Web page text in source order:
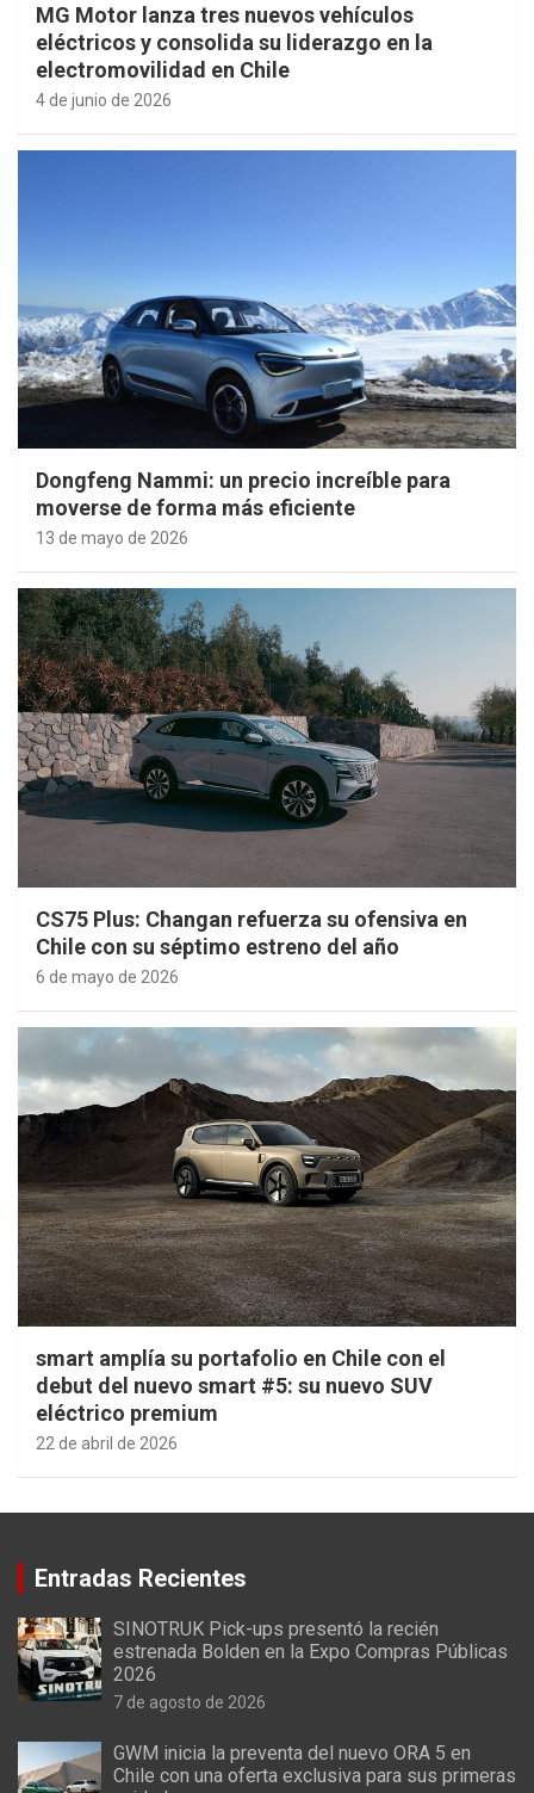
MG Motor lanza tres nuevos vehículos
eléctricos y consolida su liderazgo en la
electromovilidad en Chile
4 de junio de 2026
Dongfeng Nammi: un precio increíble para
moverse de forma más eficiente
13 de mayo de 2026
CS75 Plus: Changan refuerza su ofensiva en
Chile con su séptimo estreno del año
6 de mayo de 2026
smart amplía su portafolio en Chile con el
debut del nuevo smart #5: su nuevo SUV
eléctrico premium
22 de abril de 2026
Entradas Recientes
SINOTRUK Pick-ups presentó la recién
estrenada Bolden en la Expo Compras Públicas
2026
7 de agosto de 2026
GWM inicia la preventa del nuevo ORA 5 en
Chile con una oferta exclusiva para sus primeras